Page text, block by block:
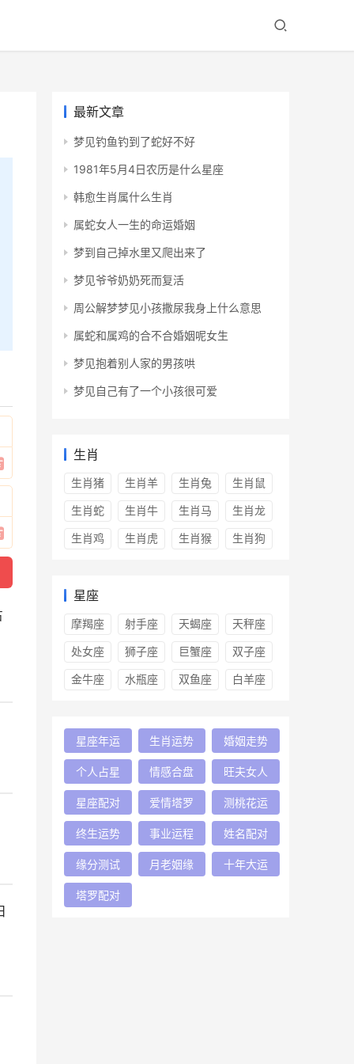
最新文章
梦见钓鱼钓到了蛇好不好
1981年5月4日农历是什么星座
韩愈生肖属什么生肖
属蛇女人一生的命运婚姻
梦到自己掉水里又爬出来了
梦见爷爷奶奶死而复活
周公解梦梦见小孩撒尿我身上什么意思
属蛇和属鸡的合不合婚姻呢女生
梦见抱着别人家的男孩哄
梦见自己有了一个小孩很可爱
生肖
生肖猪 生肖羊 生肖兔 生肖鼠
生肖蛇 生肖牛 生肖马 生肖龙
生肖鸡 生肖虎 生肖猴 生肖狗
星座
摩羯座 射手座 天蝎座 天秤座
处女座 狮子座 巨蟹座 双子座
金牛座 水瓶座 双鱼座 白羊座
星座年运 生肖运势 婚姻走势
个人占星 情感合盘 旺夫女人
星座配对 爱情塔罗 测桃花运
终生运势 事业运程 姓名配对
缘分测试 月老姻缘 十年大运
塔罗配对